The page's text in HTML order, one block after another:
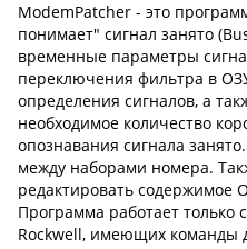
ModemPatcher - это
понимает" сигнал занято
временные параметры
переключения фильтра в
определения сигналов, а
необходимое количество
опознавания сигнала
между наборами номера.
редактировать содержимое
Программа работает только
Rockwell, имеющих команды